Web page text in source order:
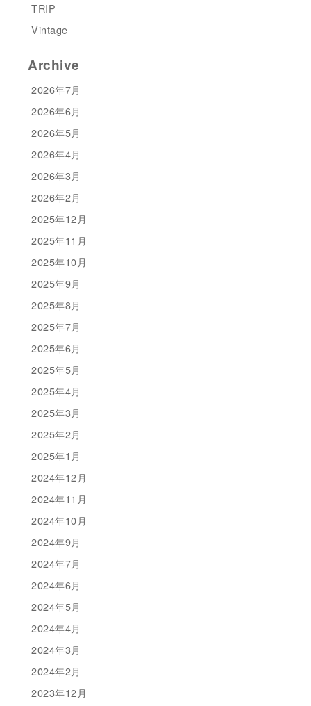
TRIP
Vintage
Archive
2026年7月
2026年6月
2026年5月
2026年4月
2026年3月
2026年2月
2025年12月
2025年11月
2025年10月
2025年9月
2025年8月
2025年7月
2025年6月
2025年5月
2025年4月
2025年3月
2025年2月
2025年1月
2024年12月
2024年11月
2024年10月
2024年9月
2024年7月
2024年6月
2024年5月
2024年4月
2024年3月
2024年2月
2023年12月